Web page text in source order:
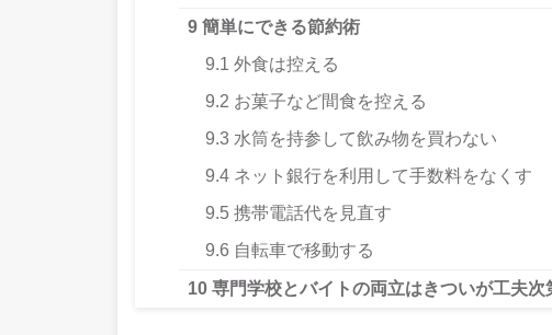
9 簡単にできる節約術
9.1 外食は控える
9.2 お菓子など間食を控える
9.3 水筒を持参して飲み物を買わない
9.4 ネット銀行を利用して手数料をなくす
9.5 携帯電話代を見直す
9.6 自転車で移動する
10 専門学校とバイトの両立はきついが工夫次